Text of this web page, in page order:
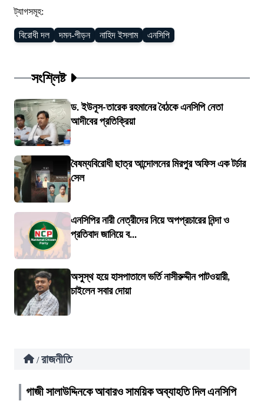
ট্যাগসমূহ:
বিরোধী দল দমন-পীড়ন নাহিদ ইসলাম এনসিপি
সংশ্লিষ্ট
ড. ইউনূস-তারেক রহমানের বৈঠকে এনসিপি নেতা
আদীবের প্রতিক্রিয়া
বৈষম্যবিরোধী ছাত্র আন্দোলনের মিরপুর অফিস এক টর্চার
সেল
এনসিপির নারী নেত্রীদের নিয়ে অপপ্রচারের নিন্দা ও
প্রতিবাদ জানিয়ে ব...
অসুস্থ হয়ে হাসপাতালে ভর্তি নাসীরুদ্দীন পাটওয়ারী,
চাইলেন সবার দোয়া
/ রাজনীতি
গাজী সালাউদ্দিনকে আবারও সাময়িক অব্যাহতি দিল এনসিপি